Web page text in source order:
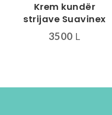
faqja
Krem kundër
strijave Suavinex
3500 L